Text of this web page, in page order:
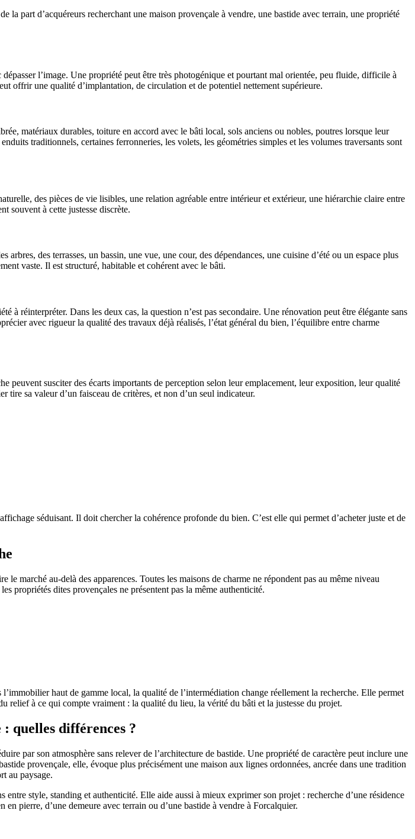
la part d’acquéreurs recherchant une maison provençale à vendre, une bastide avec terrain, une propriété
l’image. Une propriété peut être très photogénique et pourtant mal orientée, peu fluide, difficile à
offrir une qualité d’implantation, de circulation et de potentiel nettement supérieure.
matériaux durables, toiture en accord avec le bâti local, sols anciens ou nobles, poutres lorsque leur
traditionnels, certaines ferronneries, les volets, les géométries simples et les volumes traversants sont
des pièces de vie lisibles, une relation agréable entre intérieur et extérieur, une hiérarchie claire entre
souvent à cette justesse discrète.
des terrasses, un bassin, une vue, une cour, des dépendances, une cuisine d’été ou un espace plus
vaste. Il est structuré, habitable et cohérent avec le bâti.
à réinterpréter. Dans les deux cas, la question n’est pas secondaire. Une rénovation peut être élégante sans
avec rigueur la qualité des travaux déjà réalisés, l’état général du bien, l’équilibre entre charme
peuvent susciter des écarts importants de perception selon leur emplacement, leur exposition, leur qualité
tire sa valeur d’un faisceau de critères, et non d’un seul indicateur.
séduisant. Il doit chercher la cohérence profonde du bien. C’est elle qui permet d’acheter juste et de
marché au-delà des apparences. Toutes les maisons de charme ne répondent pas au même niveau
propriétés dites provençales ne présentent pas la même authenticité.
haut de gamme local, la qualité de l’intermédiation change réellement la recherche. Elle permet
relief à ce qui compte vraiment : la qualité du lieu, la vérité du bâti et la justesse du projet.
quelles différences ?
par son atmosphère sans relever de l’architecture de bastide. Une propriété de caractère peut inclure une
provençale, elle, évoque plus précisément une maison aux lignes ordonnées, ancrée dans une tradition
au paysage.
style, standing et authenticité. Elle aide aussi à mieux exprimer son projet : recherche d’une résidence
pierre, d’une demeure avec terrain ou d’une bastide à vendre à Forcalquier.